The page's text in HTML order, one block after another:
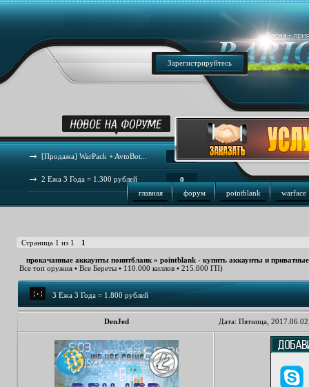
Зарегистрируйтесь
44
[Продажа] WarPack + AvtoBot...
0
2 Ежа 3 Года = 1.300 рублей
главная
форум pointblank warface
Страница 1 из 1 1
прокачанные аккаунты поинтбланк » pointblank - купить аккаунты и
Все топ оружия • Все Береты • 110.000 киллов • 215.000 ГП)
3 Ежа 3 Года = 1.800 рублей
DenJed Дата: Пятница,